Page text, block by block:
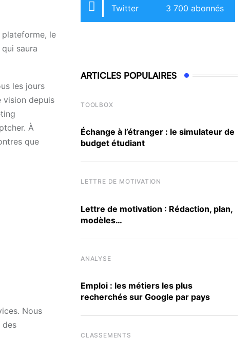
le
saura
les jours
vision depuis
À
que
Nous
des
Twitter 3 700 abonnés
ARTICLES POPULAIRES
TOOLBOX
Échange à l’étranger : le simulateur de
budget étudiant
LETTRE DE MOTIVATION
Lettre de motivation : Rédaction, plan,
modèles…
ANALYSE
Emploi : les métiers les plus
recherchés sur Google par pays
CLASSEMENTS